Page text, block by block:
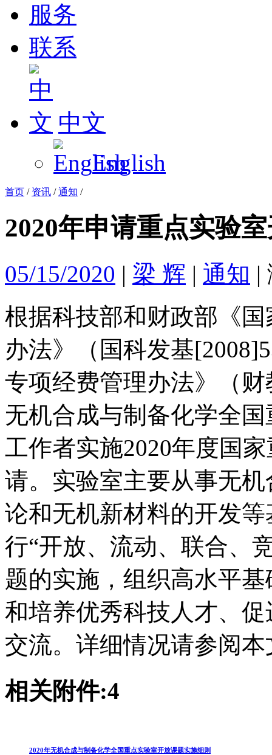
服务
联系
中文
English
首页 / 资讯 /通知 /
2020年申请重点实验
05/15/2020 | 梁 辉 | 通知 |
根据科技部和财政部《
办法》（国科发基
专项经费管理办法》（
无机合成与制备化学全
工作者实施2020年度国
请。实验室主要从事无
论和无机新材料的开发
行“开放、流动、联合、
题的实施，组织高水平
和培养优秀科技人才、
交流。详细情况请参阅
相关附件:4
2020年无机合成与制备化学全国重点实验室开放课题实施细则